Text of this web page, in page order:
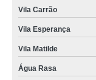
Vila Carrão
Vila Esperança
Vila Matilde
Água Rasa